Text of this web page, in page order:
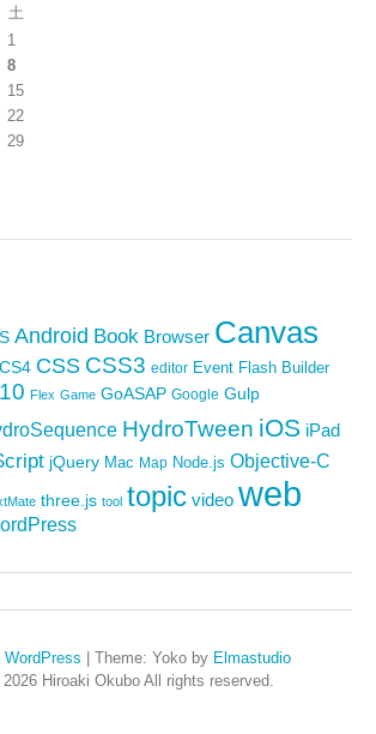
土
1
8
15
22
29
Android Book Browser Canvas
CS4 CSS CSS3 editor Event Flash Builder
Flex Game GoASAP Google Gulp
HydroTween iOS iPad
jQuery Mac Map Node.js Objective-C
three.js tool topic video web
WordPress Theme: Yoko by Elmastudio
Hiroaki Okubo All rights reserved.